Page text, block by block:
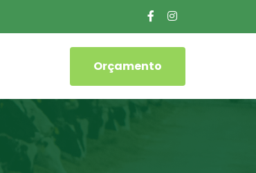
Orçamento